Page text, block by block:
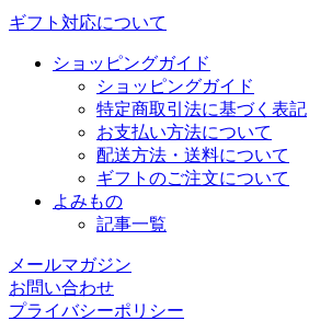
ギフト対応について
ショッピングガイド
ショッピングガイド
特定商取引法に基づく表記
お支払い方法について
配送方法・送料について
ギフトのご注文について
よみもの
記事一覧
メールマガジン
お問い合わせ
プライバシーポリシー